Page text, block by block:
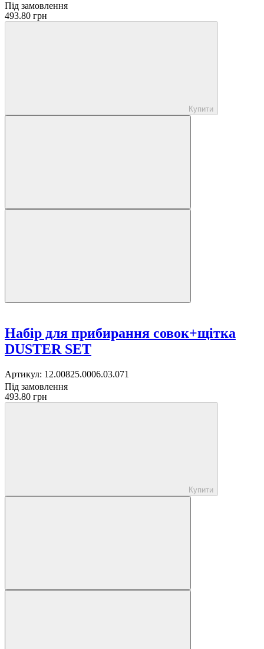
Під замовлення
493.80 грн
Купити
Набір для прибирання совок+щітка
DUSTER SET
Артикул: 12.00825.0006.03.071
Під замовлення
493.80 грн
Купити